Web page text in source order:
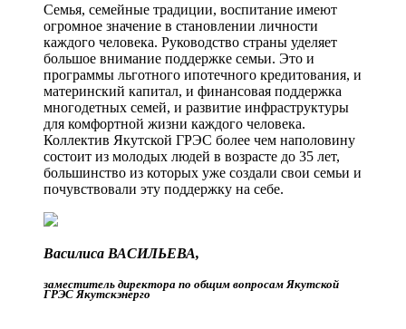
Семья, семейные традиции, воспитание имеют
огромное значение в становлении личности
каждого человека. Руководство страны уделяет
большое внимание поддержке семьи. Это и
программы льготного ипотечного кредитования, и
материнский капитал, и финансовая поддержка
многодетных семей, и развитие инфраструктуры
для комфортной жизни каждого человека.
Коллектив Якутской ГРЭС более чем наполовину
состоит из молодых людей в возрасте до 35 лет,
большинство из которых уже создали свои ­семьи и
почувствовали эту поддержку на себе.
Василиса ВАСИЛЬЕВА,
заместитель директора по общим вопросам Якутской
ГРЭС Якутскэнерго